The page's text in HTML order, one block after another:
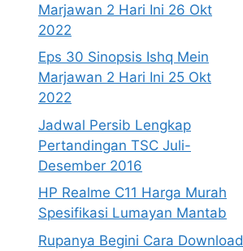
Marjawan 2 Hari Ini 26 Okt
2022
Eps 30 Sinopsis Ishq Mein
Marjawan 2 Hari Ini 25 Okt
2022
Jadwal Persib Lengkap
Pertandingan TSC Juli-
Desember 2016
HP Realme C11 Harga Murah
Spesifikasi Lumayan Mantab
Rupanya Begini Cara Download